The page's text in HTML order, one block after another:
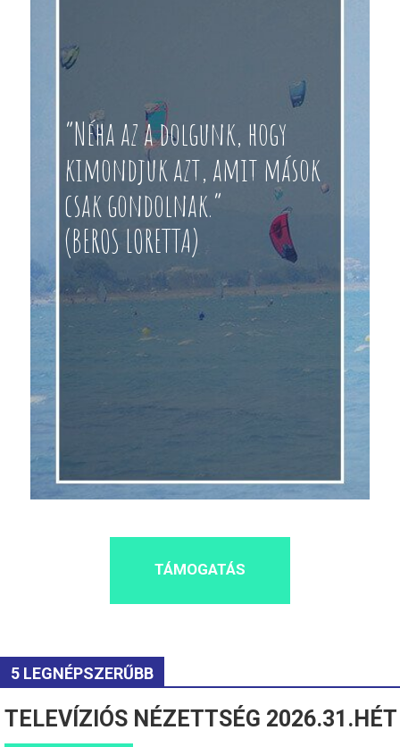
“Néha az a dolgunk, hogy
kimondjuk azt, amit mások
csak gondolnak.”
(BEROS LORETTA)
TÁMOGATÁS
5 LEGNÉPSZERŰBB
TELEVÍZIÓS NÉZETTSÉG 2026.31.HÉT